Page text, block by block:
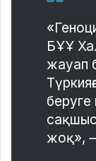
БҰҰ
жауап
жоқ»,